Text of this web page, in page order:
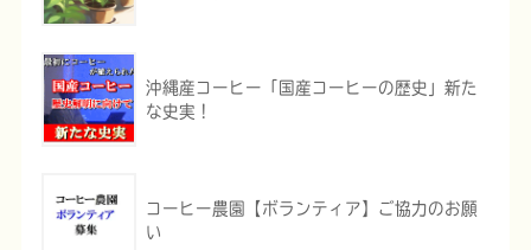
沖縄産コーヒー「国産コーヒーの歴史」新た
な史実！
コーヒー農園【ボランティア】ご協力のお願
い